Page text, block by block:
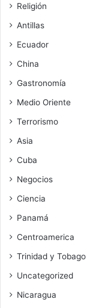
Religión
Antillas
Ecuador
China
Gastronomía
Medio Oriente
Terrorismo
Asia
Cuba
Negocios
Ciencia
Panamá
Centroamerica
Trinidad y Tobago
Uncategorized
Nicaragua